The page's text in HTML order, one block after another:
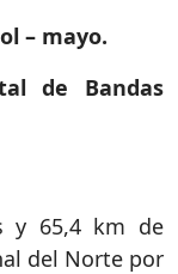
– mayo.
de Bandas
y 65,4 km de
del Norte por